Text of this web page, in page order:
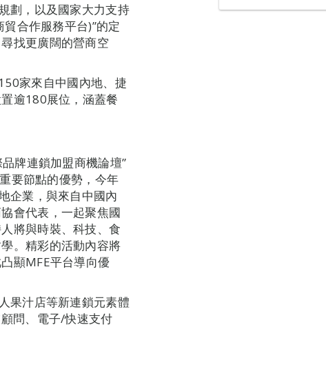
劃，以及國家大力支持
合作服務平台)”的定
找更廣闊的營商空
家來自中國內地、捷
逾180展位，涵蓋餐
牌連鎖加盟商機論壇”
要節點的優勢，今年
企業，與來自中國內
會代表，一起聚焦國
將與時裝、科技、食
。精彩的活動內容將
顯MFE平台導向優
果汁店等新連鎖元素體
問、電子/快速支付